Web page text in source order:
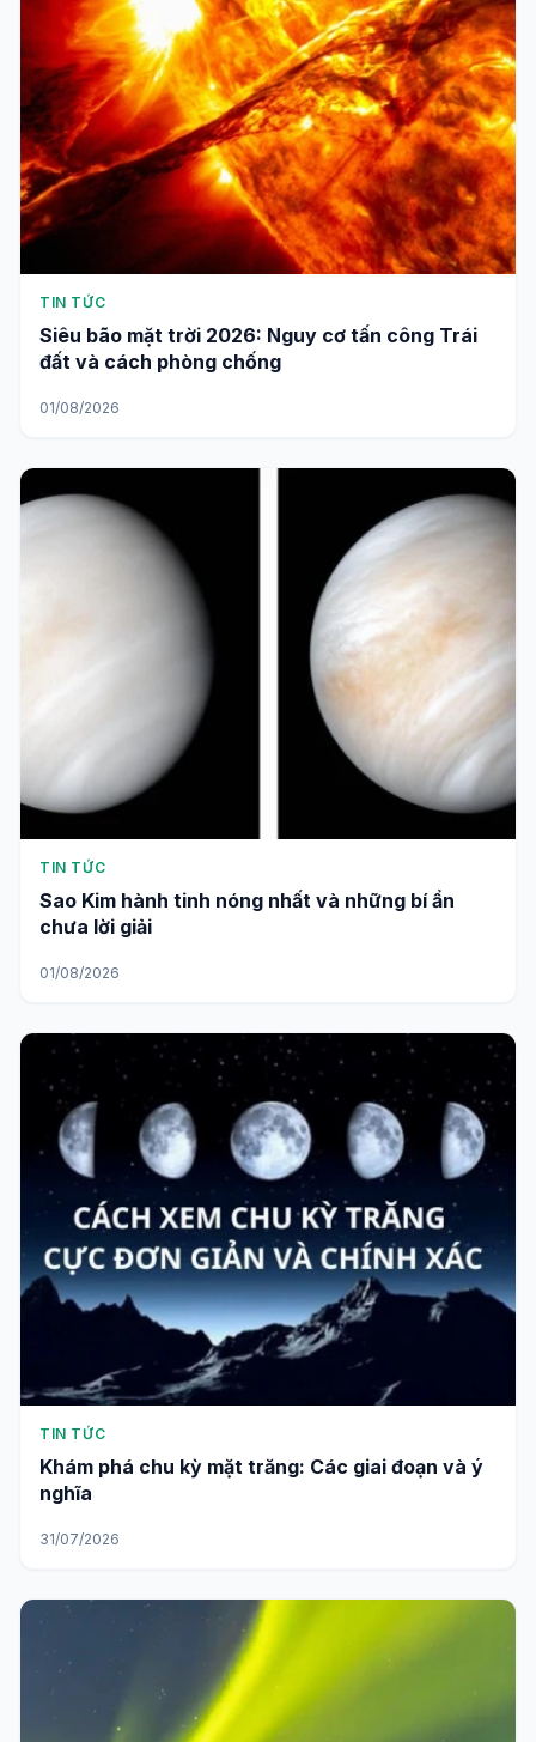
TIN TỨC
Siêu bão mặt trời 2026: Nguy cơ tấn công Trái
đất và cách phòng chống
01/08/2026
TIN TỨC
Sao Kim hành tinh nóng nhất và những bí ẩn
chưa lời giải
01/08/2026
TIN TỨC
Khám phá chu kỳ mặt trăng: Các giai đoạn và ý
nghĩa
31/07/2026